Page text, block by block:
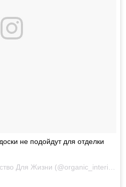
не подойдут для отделки
A photo posted by Пространство Для Жизни (@organic_interior) on